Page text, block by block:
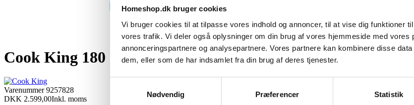
Homeshop.dk bruger cookies
Vi bruger cookies til at tilpasse vores indhold og annoncer, til at vise dig funktioner
vores trafik. Vi deler også oplysninger om din brug af vores hjemmeside med vores
annonceringspartnere og analysepartnere. Vores partnere kan kombinere disse
dem, eller som de har indsamlet fra din brug af deres tjenester.
Nødvendig
Præferencer Statistik
Cook King 180 cm trefod med 80 cm grillrist i rustfrit stål
Varenummer9257828
DKK 2.599,00Inkl. moms